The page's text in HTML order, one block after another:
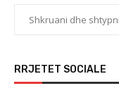
RRJETET SOCIALE